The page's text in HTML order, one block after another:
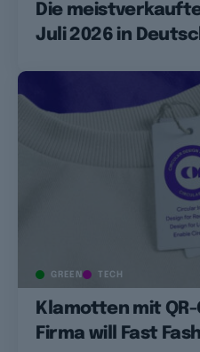
Die
Juli 2026 in
GREEN TECH
Klamotten mit
Firma will Fast